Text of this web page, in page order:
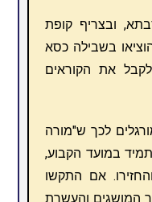
ובצריף קופת
בשבילה כסא
את הקוראים
לכך ש"מורה
במועד הקבוע,
אם התקשו
המושגים והעשרת